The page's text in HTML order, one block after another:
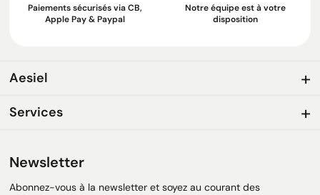
Paiements sécurisés via CB,
Apple Pay & Paypal
Notre équipe est à votre
disposition
Aesiel
Services
Newsletter
Abonnez-vous à la newsletter et soyez au courant des